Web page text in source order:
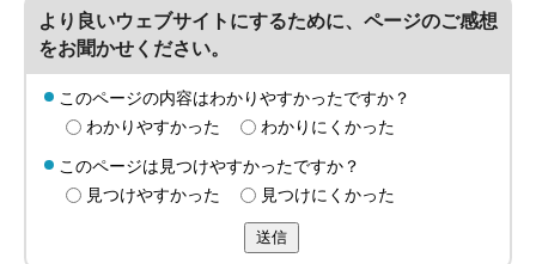
より良いウェブサイトにするために、ページのご感想
をお聞かせください。
このページの内容はわかりやすかったですか？
わかりやすかった
わかりにくかった
このページは見つけやすかったですか？
見つけやすかった
見つけにくかった
送信